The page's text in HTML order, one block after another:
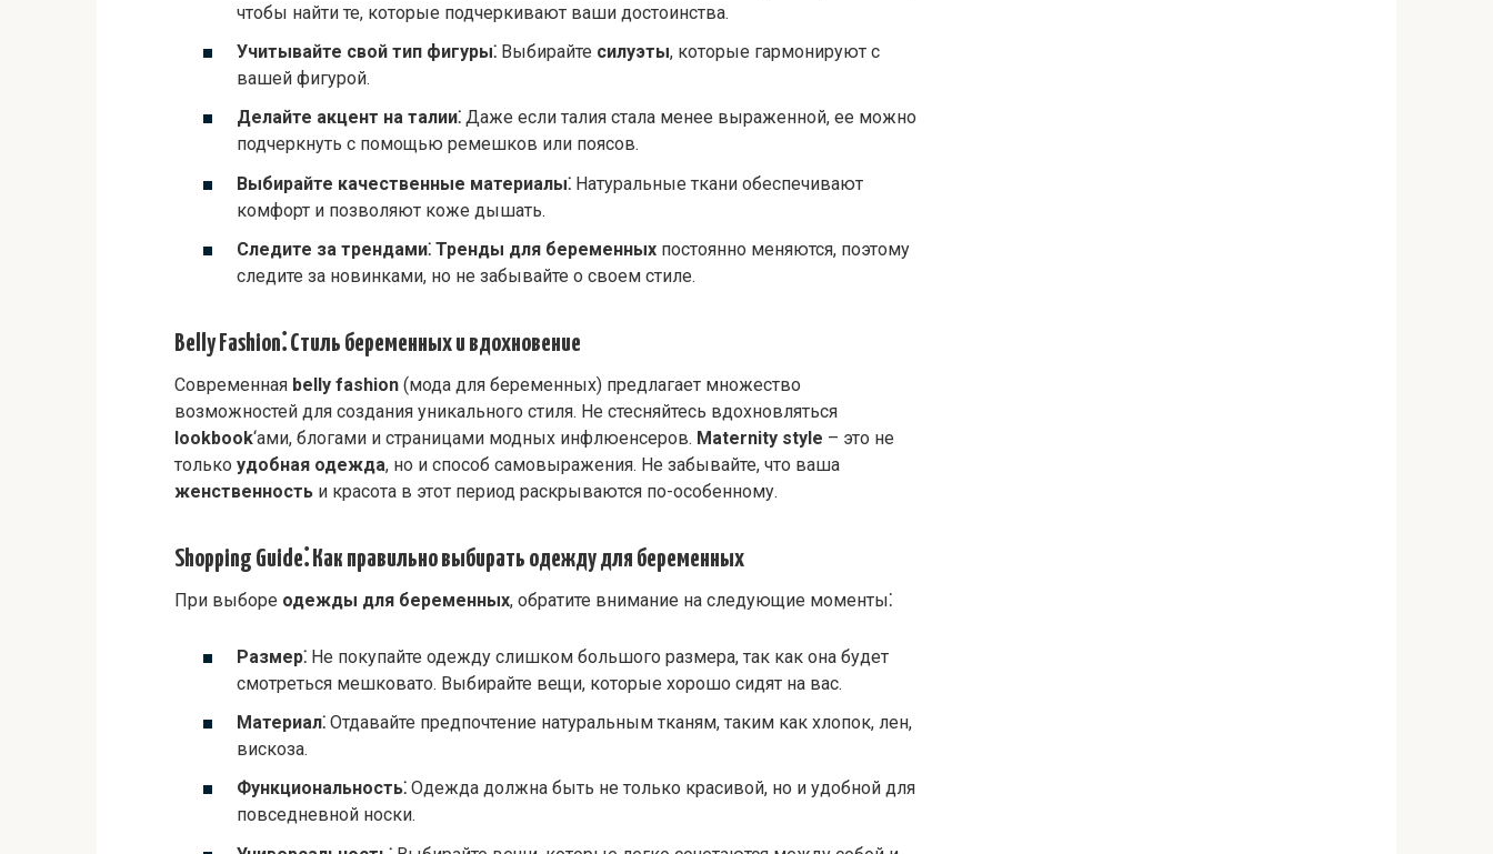
чтобы найти те, которые подчеркивают ваши достоинства.
Учитывайте свой тип фигуры⁚ Выбирайте силуэты, которые гармонируют с
вашей фигурой.
Делайте акцент на талии⁚ Даже если талия стала менее выраженной, ее можно
подчеркнуть с помощью ремешков или поясов.
Выбирайте качественные материалы⁚ Натуральные ткани обеспечивают
комфорт и позволяют коже дышать.
Следите за трендами⁚ Тренды для беременных постоянно меняются, поэтому
следите за новинками, но не забывайте о своем стиле.
Belly Fashion⁚ Стиль беременных и вдохновение
Современная belly fashion (мода для беременных) предлагает множество
возможностей для создания уникального стиля. Не стесняйтесь вдохновляться
lookbook‘ами, блогами и страницами модных инфлюенсеров. Maternity style – это не
только удобная одежда, но и способ самовыражения. Не забывайте, что ваша
женственность и красота в этот период раскрываются по-особенному.
Shopping Guide⁚ Как правильно выбирать одежду для беременных
При выборе одежды для беременных, обратите внимание на следующие моменты⁚
Размер⁚ Не покупайте одежду слишком большого размера, так как она будет
смотреться мешковато. Выбирайте вещи, которые хорошо сидят на вас.
Материал⁚ Отдавайте предпочтение натуральным тканям, таким как хлопок, лен,
вискоза.
Функциональность⁚ Одежда должна быть не только красивой, но и удобной для
повседневной носки.